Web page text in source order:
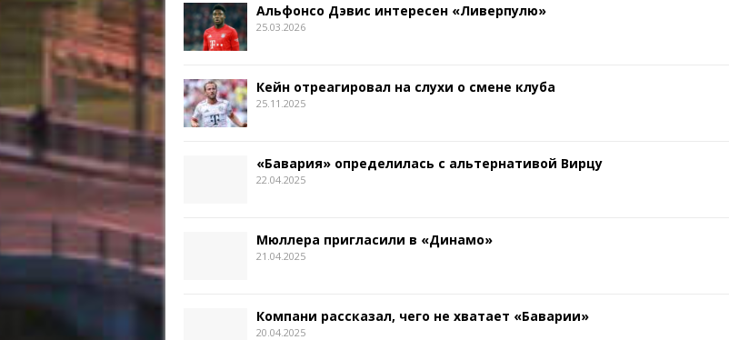
Альфонсо Дэвис интересен «Ливерпулю»
25.03.2026
Кейн отреагировал на слухи о смене клуба
25.11.2025
«Бавария» определилась с альтернативой Вирцу
22.04.2025
Мюллера пригласили в «Динамо»
21.04.2025
Компани рассказал, чего не хватает «Баварии»
20.04.2025